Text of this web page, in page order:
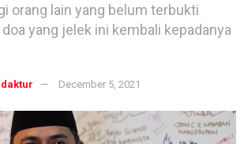
orang lain yang belum terbukti
yang jelek ini kembali kepadanya
December 5, 2021